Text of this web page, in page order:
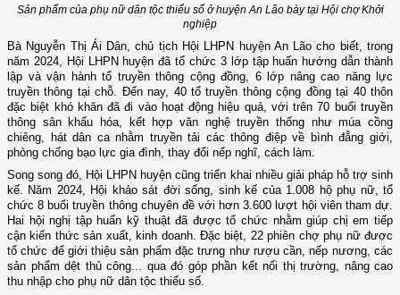
Sản phẩm của phụ nữ dân tộc thiểu số ở huyện An Lão bày tại Hội chợ Khởi
nghiệp
Bà Nguyễn Thị Ái Dân, chủ tịch Hội LHPN huyện An Lão cho biết, trong
năm 2024, Hội LHPN huyện đã tổ chức 3 lớp tập huấn hướng dẫn thành
lập và vận hành tổ truyền thông cộng đồng, 6 lớp nâng cao năng lực
truyền thông tại chỗ. Đến nay, 40 tổ truyền thông cộng đồng tại 40 thôn
đặc biệt khó khăn đã đi vào hoạt động hiệu quả, với trên 70 buổi truyền
thông sân khấu hóa, kết hợp văn nghệ truyền thống như múa cồng
chiêng, hát dân ca nhằm truyền tải các thông điệp về bình đẳng giới,
phòng chống bạo lực gia đình, thay đổi nếp nghĩ, cách làm.
Song song đó, Hội LHPN huyện cũng triển khai nhiều giải pháp hỗ trợ sinh
kế. Năm 2024, Hội khảo sát đời sống, sinh kế của 1.008 hộ phụ nữ, tổ
chức 8 buổi truyền thông chuyên đề với hơn 3.600 lượt hội viên tham dự.
Hai hội nghị tập huấn kỹ thuật đã được tổ chức nhằm giúp chị em tiếp
cận kiến thức sản xuất, kinh doanh. Đặc biệt, 22 phiên chợ phụ nữ được
tổ chức để giới thiệu sản phẩm đặc trưng như rượu cần, nếp nương, các
sản phẩm dệt thủ công... qua đó góp phần kết nối thị trường, nâng cao
thu nhập cho phụ nữ dân tộc thiểu số.